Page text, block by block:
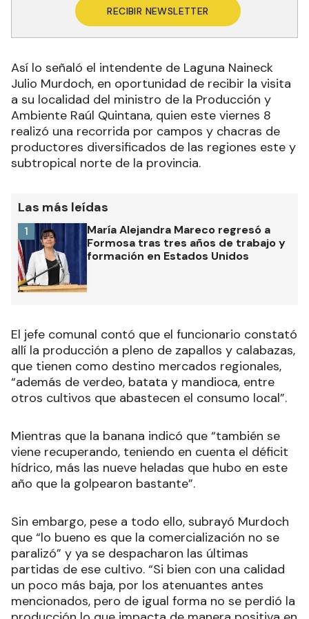
RECIBIR NEWSLETTER
Así lo señaló el intendente de Laguna Naineck
Julio Murdoch, en oportunidad de recibir la visita
a su localidad del ministro de la Producción y
Ambiente Raúl Quintana, quien este viernes 8
realizó una recorrida por campos y chacras de
productores diversificados de las regiones este y
subtropical norte de la provincia.
Las más leídas
María Alejandra Mareco regresó a
Formosa tras tres años de trabajo y
formación en Estados Unidos
1
El jefe comunal contó que el funcionario constató
allí la producción a pleno de zapallos y calabazas,
que tienen como destino mercados regionales,
“además de verdeo, batata y mandioca, entre
otros cultivos que abastecen el consumo local”.
Mientras que la banana indicó que “también se
viene recuperando, teniendo en cuenta el déficit
hídrico, más las nueve heladas que hubo en este
año que la golpearon bastante”.
Sin embargo, pese a todo ello, subrayó Murdoch
que “lo bueno es que la comercialización no se
paralizó” y ya se despacharon las últimas
partidas de ese cultivo. “Si bien con una calidad
un poco más baja, por los atenuantes antes
mencionados, pero de igual forma no se perdió la